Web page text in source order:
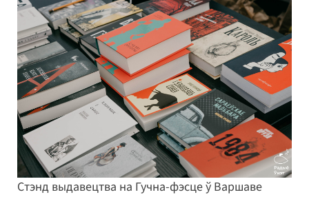
Стэнд выдавецтва на Гучна-фэсце ў Варшаве